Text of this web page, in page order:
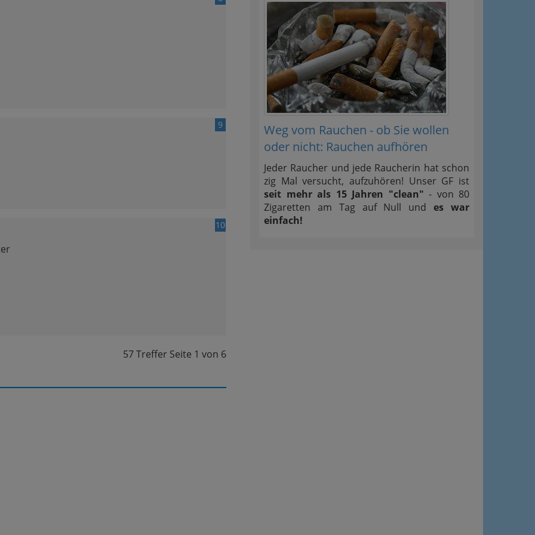
9
10
57 Treffer Seite 1 von 6
Weg vom Rauchen - ob Sie wollen
oder nicht: Rauchen aufhören
Jeder Raucher und jede Raucherin hat schon
zig Mal versucht, aufzuhören! Unser GF ist
seit mehr als 15 Jahren "clean" - von 80
Zigaretten am Tag auf Null undes war
einfach!